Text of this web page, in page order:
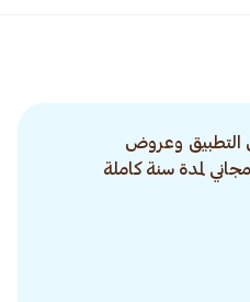
التطبيق وعروض
لمدة سنة كاملة